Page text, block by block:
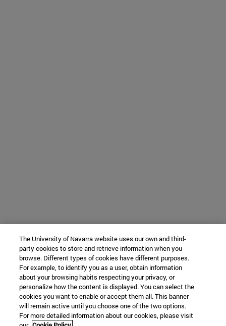
The University of Navarra website uses our own and third-
party cookies to store and retrieve information when you
browse. Different types of cookies have different purposes.
For example, to identify you as a user, obtain information
about your browsing habits respecting your privacy, or
personalize how the content is displayed. You can select the
cookies you want to enable or accept them all. This banner
will remain active until you choose one of the two options.
For more detailed information about our cookies, please visit